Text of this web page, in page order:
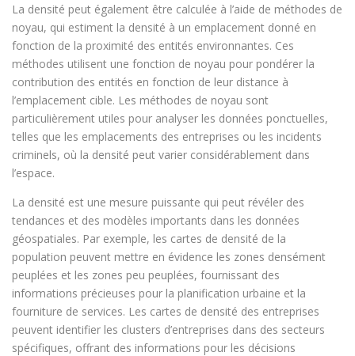
La densité peut également être calculée à l’aide de méthodes de
noyau, qui estiment la densité à un emplacement donné en
fonction de la proximité des entités environnantes. Ces
méthodes utilisent une fonction de noyau pour pondérer la
contribution des entités en fonction de leur distance à
l’emplacement cible. Les méthodes de noyau sont
particulièrement utiles pour analyser les données ponctuelles,
telles que les emplacements des entreprises ou les incidents
criminels, où la densité peut varier considérablement dans
l’espace.
La densité est une mesure puissante qui peut révéler des
tendances et des modèles importants dans les données
géospatiales. Par exemple, les cartes de densité de la
population peuvent mettre en évidence les zones densément
peuplées et les zones peu peuplées, fournissant des
informations précieuses pour la planification urbaine et la
fourniture de services. Les cartes de densité des entreprises
peuvent identifier les clusters d’entreprises dans des secteurs
spécifiques, offrant des informations pour les décisions